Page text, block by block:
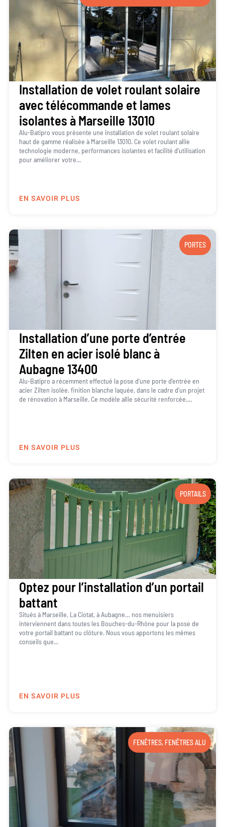
Installation de volet roulant solaire
avec télécommande et lames
isolantes à Marseille 13010
Alu-Batipro vous présente une installation de volet roulant solaire
haut de gamme réalisée à Marseille 13010. Ce volet roulant allie
technologie moderne, performances isolantes et facilité d’utilisation
pour améliorer votre...
EN SAVOIR PLUS
PORTES
Installation d’une porte d’entrée
Zilten en acier isolé blanc à
Aubagne 13400
Alu-Batipro a récemment effectué la pose d’une porte d’entrée en
acier Zilten isolée, finition blanche laquée, dans le cadre d’un projet
de rénovation à Marseille. Ce modèle allie sécurité renforcée,...
EN SAVOIR PLUS
PORTAILS
Optez pour l’installation d’un portail
battant
Situés à Marseille, La Ciotat, à Aubagne… nos menuisiers
interviennent dans toutes les Bouches-du-Rhône pour la pose de
votre portail battant ou clôture. Nous vous apportons les mêmes
conseils que...
EN SAVOIR PLUS
FENÊTRES, FENÊTRES ALU